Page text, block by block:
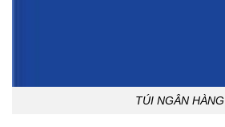
TÚI NGÂN HÀNG